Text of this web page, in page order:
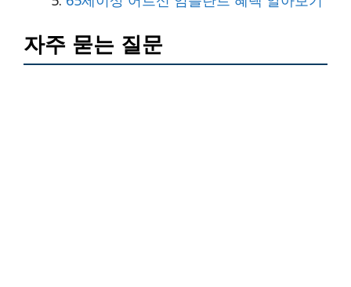
자주 묻는 질문